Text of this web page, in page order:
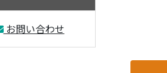
お問い合わせ